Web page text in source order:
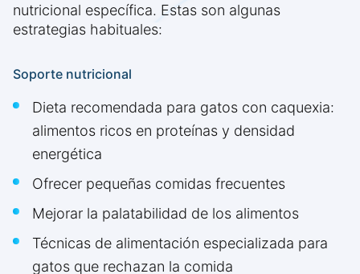
nutricional específica. Estas son algunas
estrategias habituales:
Soporte nutricional
Dieta recomendada para gatos con caquexia:
alimentos ricos en proteínas y densidad
energética
Ofrecer pequeñas comidas frecuentes
Mejorar la palatabilidad de los alimentos
Técnicas de alimentación especializada para
gatos que rechazan la comida